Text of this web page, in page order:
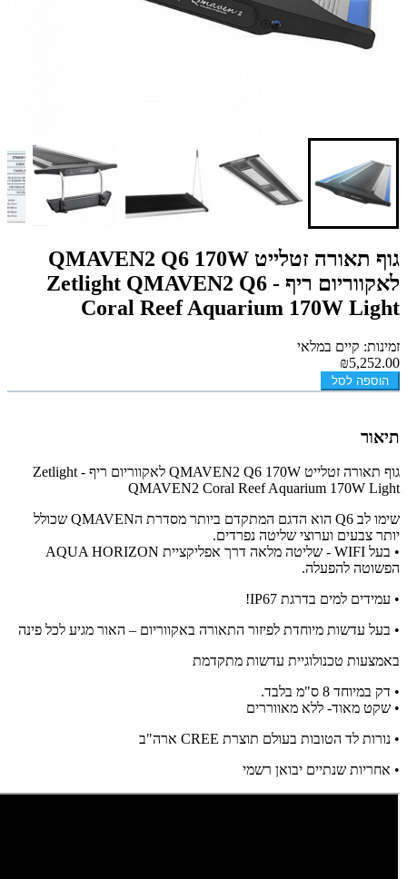
גוף תאורה זטלייט QMAVEN2 Q6 170W
לאקווריום ריף - Zetlight QMAVEN2 Q6
Coral Reef Aquarium 170W Light
זמינות: קיים במלאי
₪5,252.00
הוספה לסל
תיאור
גוף תאורה זטלייט QMAVEN2 Q6 170W לאקווריום ריף - Zetlight
QMAVEN2 Coral Reef Aquarium 170W Light
שימו לב Q6 הוא הדגם המתקדם ביותר מסדרת הQMAVEN שכולל
יותר צבעים וערוצי שליטה נפרדים.
• בעל WIFI - שליטה מלאה דרך אפליקציית AQUA HORIZON
הפשוטה להפעלה.
• עמידים למים בדרגת IP67!
• בעל עדשות מיוחדת לפיזור התאורה באקווריום – האור מגיע לכל פינה
באמצעות טכנולוגיית עדשות מתקדמת
• דק במיוחד 8 ס"מ בלבד.
• שקט מאוד- ללא מאווררים
• נורות לד הטובות בעולם תוצרת CREE ארה"ב
• אחריות שנתיים יבואן רשמי